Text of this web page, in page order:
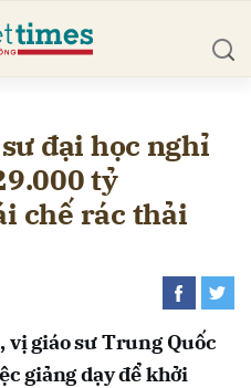
đại học nghỉ
tỷ
chế rác thải
vị giáo sư Trung Quốc
giảng dạy để khởi